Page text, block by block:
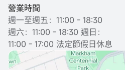
營業時間
週一至週五：11:00 - 18:30
週六：11:00 - 18:30 週日：
11:00 - 17:00 法定節假日休息